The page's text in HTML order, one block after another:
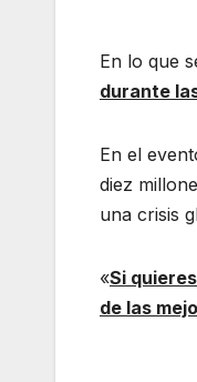
En lo que
durante
En el
diez
una crisis
«Si
de las